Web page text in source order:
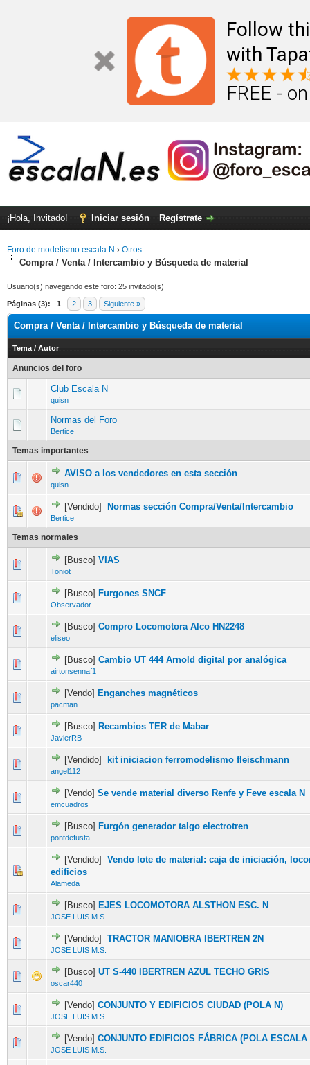
Follow
with
FREE -
¡Hola, Invitado! Iniciar sesión Regístrate
Foro de modelismo escala N › Otros
Compra / Venta / Intercambio y Búsqueda de material
Usuario(s) navegando este foro: 25 invitado(s)
Páginas (3): 1 2 3 Siguiente »
Compra / Venta / Intercambio y Búsqueda de material
Tema / Autor
Anuncios del foro
Club Escala N
quisn
Normas del Foro
Bertice
Temas importantes
AVISO a los vendedores en esta sección
quisn
[Vendido] Normas sección Compra/Venta/Intercambio
Bertice
Temas normales
[Busco] VIAS
Toniot
[Busco] Furgones SNCF
Observador
[Busco] Compro Locomotora Alco HN2248
eliseo
[Busco] Cambio UT 444 Arnold digital por analógica
airtonsennaf1
[Vendo] Enganches magnéticos
pacman
[Busco] Recambios TER de Mabar
JavierRB
[Vendido] kit iniciacion ferromodelismo fleischmann
angel112
[Vendo] Se vende material diverso Renfe y Feve escala N
emcuadros
[Busco] Furgón generador talgo electrotren
pontdefusta
[Vendido] Vendo lote de material: caja de iniciación,
edificios
Alameda
[Busco] EJES LOCOMOTORA ALSTHON ESC. N
JOSE LUIS M.S.
[Vendido] TRACTOR MANIOBRA IBERTREN 2N
JOSE LUIS M.S.
[Busco] UT S-440 IBERTREN AZUL TECHO GRIS
oscar440
[Vendo] CONJUNTO Y EDIFICIOS CIUDAD (POLA N)
JOSE LUIS M.S.
[Vendo] CONJUNTO EDIFICIOS FÁBRICA (POLA ESCALA
JOSE LUIS M.S.